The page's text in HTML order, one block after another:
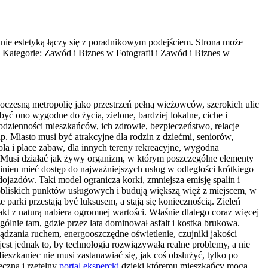
estetyką łączy się z poradnikowym podejściem. Strona może
Kategorie: Zawód i Biznes w Fotografii i Zawód i Biznes w
metropolię jako przestrzeń pełną wieżowców, szerokich ulic
ono wygodne do życia, zielone, bardziej lokalne, ciche i
mieszkańców, ich zdrowie, bezpieczeństwo, relacje
Miasto musi być atrakcyjne dla rodzin z dziećmi, seniorów,
i place zabaw, dla innych tereny rekreacyjne, wygodna
działać jak żywy organizm, w którym poszczególne elementy
mieć dostęp do najważniejszych usług w odległości krótkiego
Taki model ogranicza korki, zmniejsza emisję spalin i
punktów usługowych i budują większą więź z miejscem, w
przestają być luksusem, a stają się koniecznością. Zieleń
z naturą nabiera ogromnej wartości. Właśnie dlatego coraz więcej
tam, gdzie przez lata dominował asfalt i kostka brukowa.
ruchem, energooszczędne oświetlenie, czujniki jakości
jednak to, by technologia rozwiązywała realne problemy, a nie
nie musi zastanawiać się, jak coś obsłużyć, tylko po
i rzetelny portal ekspercki dzięki któremu mieszkańcy mogą